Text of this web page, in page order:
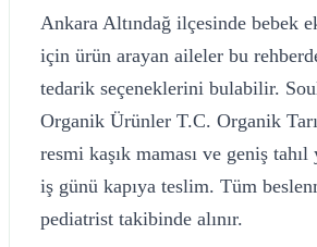
Ankara Altındağ ilçesinde bebek
için ürün arayan aileler bu
tedarik seçeneklerini bulabilir.
Organik Ürünler T.C. Organik
resmi kaşık maması ve geniş
iş günü kapıya teslim. Tüm
pediatrist takibinde alınır.